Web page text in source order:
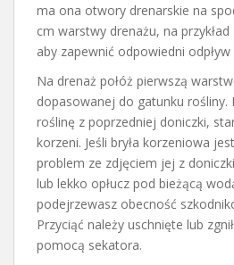
ma ona otwory drenarskie na
cm warstwy drenażu, na
aby zapewnić odpowiedni odpływ
Na drenaż połóż pierwszą
dopasowanej do gatunku rośliny.
roślinę z poprzedniej doniczki,
korzeni. Jeśli bryła korzeniowa
problem ze zdjęciem jej z
lub lekko opłucz pod bieżącą
podejrzewasz obecność
Przyciąć należy uschnięte lub
pomocą sekatora.